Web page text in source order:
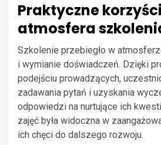
Praktyczne
atmosfera
Szkolenie przebiegło w
i wymianie doświadczeń. Dzięki
podejściu prowadzących,
zadawania pytań i uzyskania
odpowiedzi na nurtujące ich
zajęć była widoczna w
ich chęci do dalszego rozwoju.